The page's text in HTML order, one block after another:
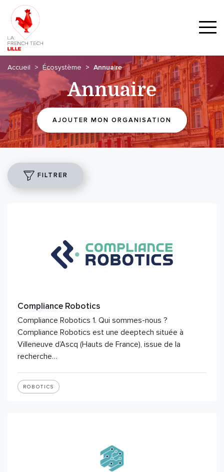
Accueil Écosystème Annuaire
Annuaire
AJOUTER MON ORGANISATION
FILTRER
Compliance Robotics
Compliance Robotics 1. Qui sommes-nous ?
Compliance Robotics est une deeptech située à
Villeneuve d’Ascq (Hauts de France), issue de la
recherche…
ROBOTICS